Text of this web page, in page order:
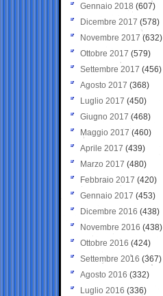
Gennaio 2018 (607)
Dicembre 2017 (578)
Novembre 2017 (632)
Ottobre 2017 (579)
Settembre 2017 (456)
Agosto 2017 (368)
Luglio 2017 (450)
Giugno 2017 (468)
Maggio 2017 (460)
Aprile 2017 (439)
Marzo 2017 (480)
Febbraio 2017 (420)
Gennaio 2017 (453)
Dicembre 2016 (438)
Novembre 2016 (438)
Ottobre 2016 (424)
Settembre 2016 (367)
Agosto 2016 (332)
Luglio 2016 (336)